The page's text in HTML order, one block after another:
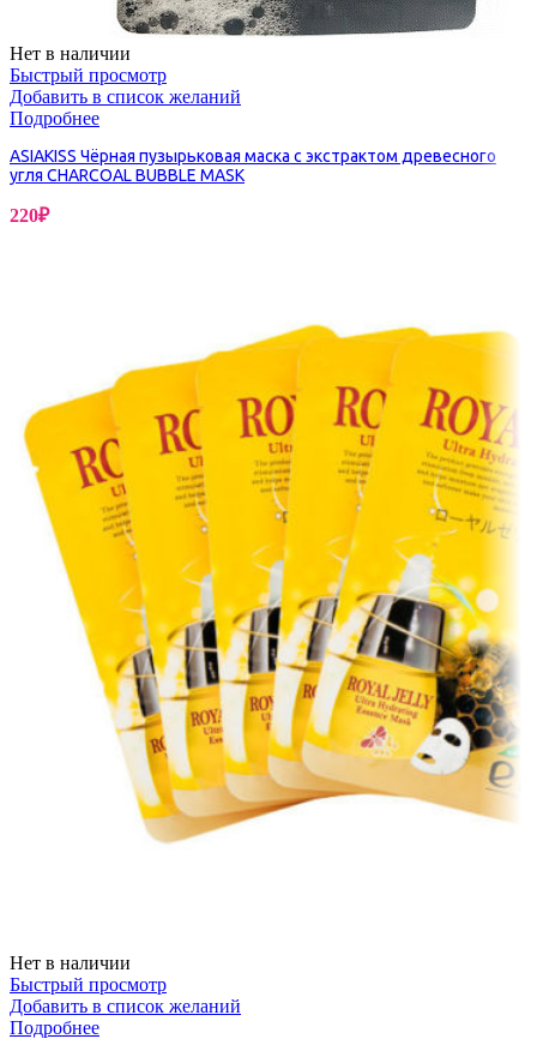
Нет в наличии
Быстрый просмотр
Добавить в список желаний
Подробнее
ASIAKISS Чёрная пузырьковая маска с экстрактом древесного
угля CHARCOAL BUBBLE MASK
220₽
Нет в наличии
Быстрый просмотр
Добавить в список желаний
Подробнее